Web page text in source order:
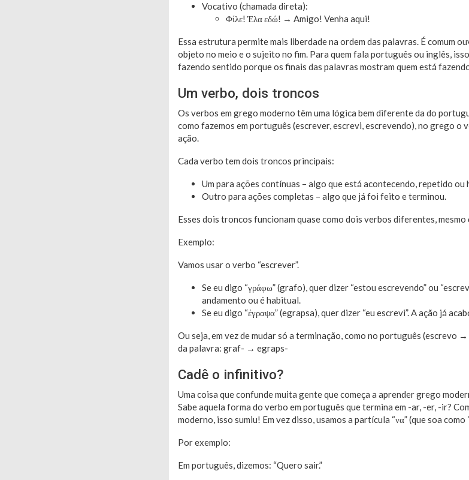
Vocativo (chamada direta):
Φίλε! Έλα εδώ! → Amigo! Venha aqui!
Essa estrutura permite mais liberdade na ordem das palavras. É comum
objeto no meio e o sujeito no fim. Para quem fala português ou inglês,
fazendo sentido porque os finais das palavras mostram quem está
Um verbo, dois troncos
Os verbos em grego moderno têm uma lógica bem diferente da do
como fazemos em português (escrever, escrevi, escrevendo), no grego o
ação.
Cada verbo tem dois troncos principais:
Um para ações contínuas – algo que está acontecendo, repetido ou
Outro para ações completas – algo que já foi feito e terminou.
Esses dois troncos funcionam quase como dois verbos diferentes, mesmo
Exemplo:
Vamos usar o verbo “escrever”.
Se eu digo “γράφω” (grafo), quer dizer “estou escrevendo” ou
andamento ou é habitual.
Se eu digo “έγραψα” (egrapsa), quer dizer “eu escrevi”. A ação já
Ou seja, em vez de mudar só a terminação, como no português (escrevo
da palavra: graf- → egraps-
Cadê o infinitivo?
Uma coisa que confunde muita gente que começa a aprender grego
Sabe aquela forma do verbo em português que termina em -ar, -er, -ir?
moderno, isso sumiu! Em vez disso, usamos a partícula “να” (que soa
Por exemplo:
Em português, dizemos: “Quero sair.”